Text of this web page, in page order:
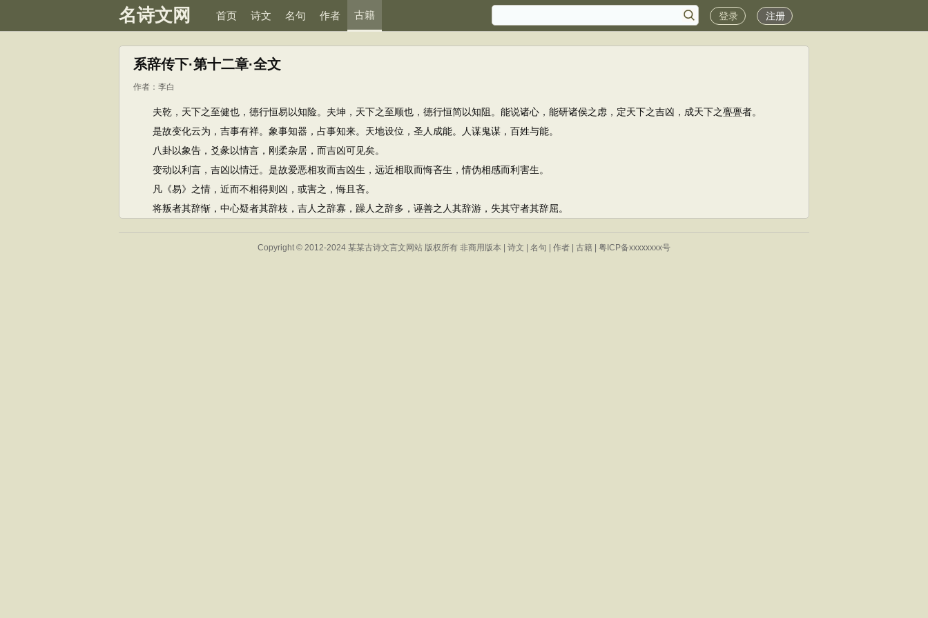
名诗文网 首页 诗文 名句 作者 古籍 登录 注册
系辞传下·第十二章·全文
作者： 李白
夫乾，天下之至健也，德行恒易以知险。夫坤，天下之至顺也，德行恒简以知阻。能说诸心，能研诸侯之虑，定天下之吉凶，成天下之亹亹者。
是故变化云为，吉事有祥。象事知器，占事知来。天地设位，圣人成能。人谋鬼谋，百姓与能。
八卦以象告，爻彖以情言，刚柔杂居，而吉凶可见矣。
变动以利言，吉凶以情迁。是故爱恶相攻而吉凶生，远近相取而悔吝生，情伪相感而利害生。
凡《易》之情，近而不相得则凶，或害之，悔且吝。
将叛者其辞惭，中心疑者其辞枝，吉人之辞寡，躁人之辞多，诬善之人其辞游，失其守者其辞屈。
Copyright © 2012-2024 某某古诗文言文网站 版权所有 非商用版本 | 诗文 名句 作者 古籍 粤ICP备xxxxxxxx号